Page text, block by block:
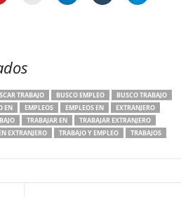
TRABAJO BUSCO EMPLEO
BUSCO TRABAJO
EN EMPLEOS EMPLEOS EN
EXTRANJERO
TRABAJAR EN
TRABAJAR EXTRANJERO
EXTRANJERO TRABAJO Y EMPLEO
TRABAJOS